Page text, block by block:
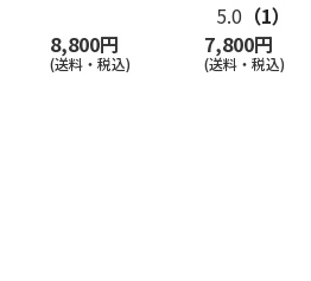
8,800円
(送料・税込)
5.0 （1）
7,800円
(送料・税込)